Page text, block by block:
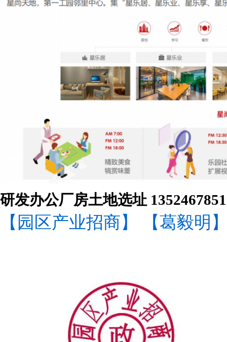
研发办公厂房土地选址
【园区产业招商】 【葛毅明